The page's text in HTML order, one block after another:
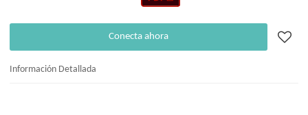
Conecta ahora
Información Detallada